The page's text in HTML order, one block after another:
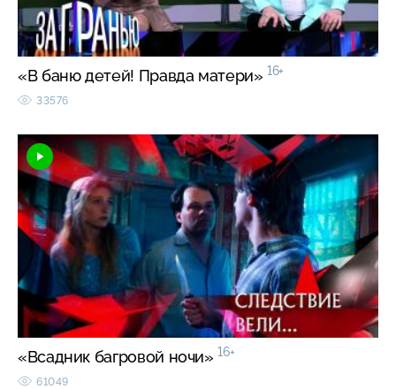
«В баню детей! Правда матери» 16+
33576
«Всадник багровой ночи» 16+
61049